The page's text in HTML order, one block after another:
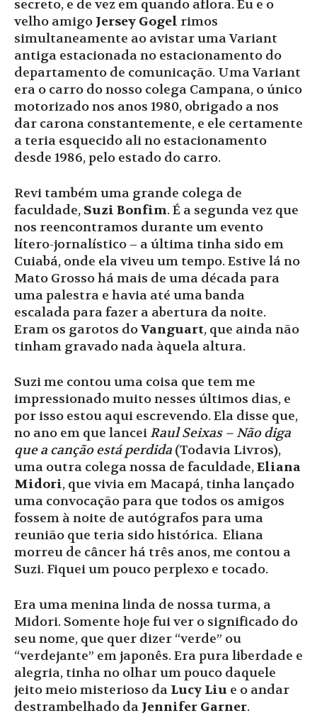
secreto, e de vez em quando aflora. Eu e o
velho amigo Jersey Gogel rimos
simultaneamente ao avistar uma Variant
antiga estacionada no estacionamento do
departamento de comunicação. Uma Variant
era o carro do nosso colega Campana, o único
motorizado nos anos 1980, obrigado a nos
dar carona constantemente, e ele certamente
a teria esquecido ali no estacionamento
desde 1986, pelo estado do carro.
Revi também uma grande colega de
faculdade, Suzi Bonfim. É a segunda vez que
nos reencontramos durante um evento
lítero-jornalístico – a última tinha sido em
Cuiabá, onde ela viveu um tempo. Estive lá no
Mato Grosso há mais de uma década para
uma palestra e havia até uma banda
escalada para fazer a abertura da noite.
Eram os garotos doVanguart, que ainda não
tinham gravado nada àquela altura.
Suzi me contou uma coisa que tem me
impressionado muito nesses últimos dias, e
por isso estou aqui escrevendo. Ela disse que,
no ano em que lancei Raul Seixas – Não diga
que a canção está perdida (Todavia Livros),
uma outra colega nossa de faculdade,Eliana
Midori, que vivia em Macapá, tinha lançado
uma convocação para que todos os amigos
fossem à noite de autógrafos para uma
reunião que teria sido histórica. Eliana
morreu de câncer há três anos, me contou a
Suzi. Fiquei um pouco perplexo e tocado.
Era uma menina linda de nossa turma, a
Midori. Somente hoje fui ver o significado do
seu nome, que quer dizer “verde” ou
“verdejante” em japonês. Era pura liberdade e
alegria, tinha no olhar um pouco daquele
jeito meio misterioso da Lucy Liu e o andar
destrambelhado da Jennifer Garner.